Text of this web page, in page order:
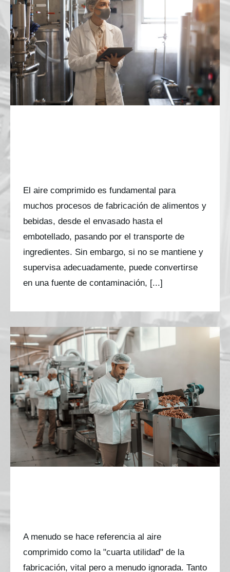
Garantizar la seguridad alimentaria: Guía
completa de pruebas de calidad del aire
comprimido
El aire comprimido es fundamental para
muchos procesos de fabricación de alimentos y
bebidas, desde el envasado hasta el
embotellado, pasando por el transporte de
ingredientes. Sin embargo, si no se mantiene y
supervisa adecuadamente, puede convertirse
en una fuente de contaminación, [...]
El riesgo oculto en tus instalaciones:
Comprender la contaminación del aire
comprimido
A menudo se hace referencia al aire
comprimido como la "cuarta utilidad" de la
fabricación, vital pero a menudo ignorada. Tanto